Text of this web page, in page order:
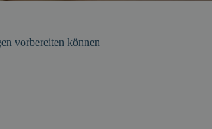
vorbereiten können